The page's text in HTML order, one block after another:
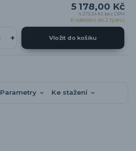
5 178,00 Kč
4 279,34 Kč bez DPH
K odeslání do 2 týdnů
Vložit do košíku
Parametry Ke stažení